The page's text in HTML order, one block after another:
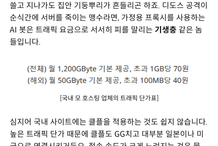
쓸고 지나가도 집안 기둥뿌리가 흔들리곤 하죠. 디도스 공격이
순식간에 서버를 죽이는 맹수라면, 가정용 프록시를 사용하는
AI 봇은 트래픽 요금으로 서서히 피를 말리는 기생충 같은 놈
들입니다.
[국내 모 호스팅 업체의 트래픽 단가표]
심지어 국내 사이트에는 클플을 적용하는 것도 쉽지 않습니다.
높은 트래픽 단가 때문에 클플도 GG치고 대부분 일본이나 미